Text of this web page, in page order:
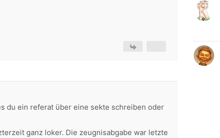
du ein referat über eine sekte schreiben oder
ganz loker. Die zeugnisabgabe war letzte